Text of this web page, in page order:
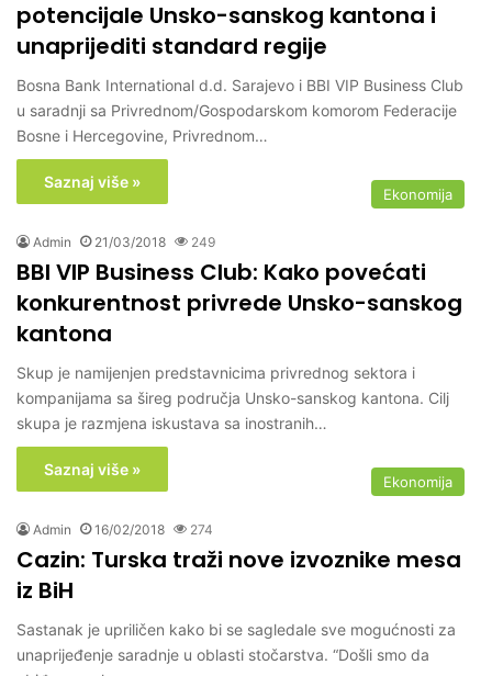
potencijale Unsko-sanskog kantona i
unaprijediti standard regije
Bosna Bank International d.d. Sarajevo i BBI VIP Business Club
u saradnji sa Privrednom/Gospodarskom komorom Federacije
Bosne i Hercegovine, Privrednom…
Saznaj više »
Ekonomija
Admin 21/03/2018 249
BBI VIP Business Club: Kako povećati
konkurentnost privrede Unsko-sanskog
kantona
Skup je namijenjen predstavnicima privrednog sektora i
kompanijama sa šireg područja Unsko-sanskog kantona. Cilj
skupa je razmjena iskustava sa inostranih…
Saznaj više »
Ekonomija
Admin 16/02/2018 274
Cazin: Turska traži nove izvoznike mesa
iz BiH
Sastanak je upriličen kako bi se sagledale sve mogućnosti za
unaprijeđenje saradnje u oblasti stočarstva. “Došli smo da